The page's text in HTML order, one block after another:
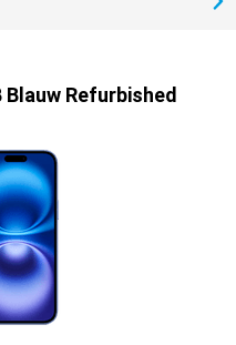
met het grootste
Blauw Refurbished